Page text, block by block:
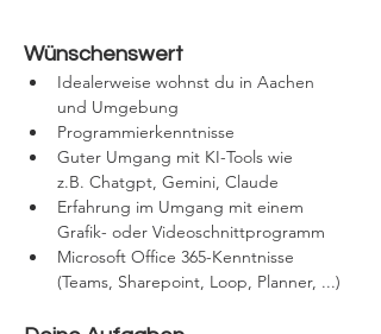
Wünschenswert
Idealerweise wohnst du in Aachen
und Umgebung
Programmierkenntnisse
Guter Umgang mit KI-Tools wie
z.B. Chatgpt, Gemini, Claude
Erfahrung im Umgang mit einem
Grafik- oder Videoschnittprogramm
Microsoft Office 365-Kenntnisse
(Teams, Sharepoint, Loop, Planner, ...)